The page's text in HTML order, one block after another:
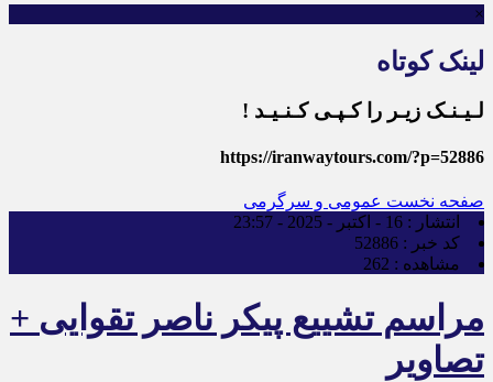
×
لینک کوتاه
لـیـنـک زیـر را کـپـی کـنـیـد !
https://iranwaytours.com/?p=52886
صفحه نخست عمومی و سرگرمی
انتشار : 16 - اکتبر - 2025 - 23:57
کد خبر : 52886
مشاهده : 262
مراسم تشییع پیکر ناصر تقوایی +
تصاویر